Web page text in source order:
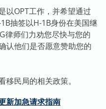
以OPT工作，并希望通过
抽签以H-1B身份在美国继
律师们力劝您尽快与您的
认他们是否愿意赞助您的
移民局的相关政策。
新加急请求指南